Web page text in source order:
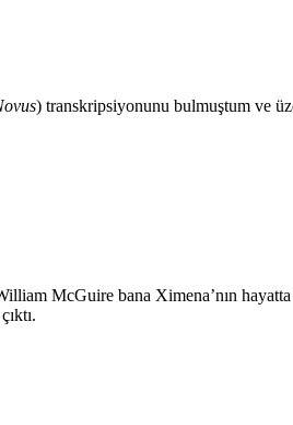
) transkripsiyonunu bulmuştum ve
McGuire bana Ximena’nın